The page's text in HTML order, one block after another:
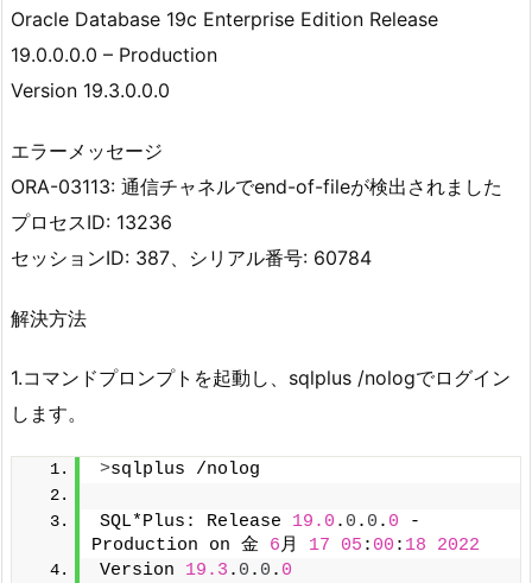
Oracle Database 19c Enterprise Edition Release
19.0.0.0.0 – Production
Version 19.3.0.0.0
エラーメッセージ
ORA-03113: 通信チャネルでend-of-fileが検出されました
プロセスID: 13236
セッションID: 387、シリアル番号: 60784
解決方法
1.コマンドプロンプトを起動し、sqlplus /nologでログイン
します。
>sqlplus /nolog
SQL*Plus: Release 19.0 . 0 . 0 . 0 -
Production on 金 6月 17 05 : 00 : 18
2022
Version 19.3 . 0 . 0 . 0